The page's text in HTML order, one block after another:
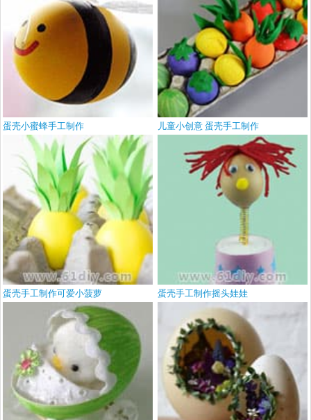
蛋壳小蜜蜂手工制作 儿童小创意 蛋壳手工制作
蛋壳手工制作可爱小菠萝 蛋壳手工制作摇头娃娃